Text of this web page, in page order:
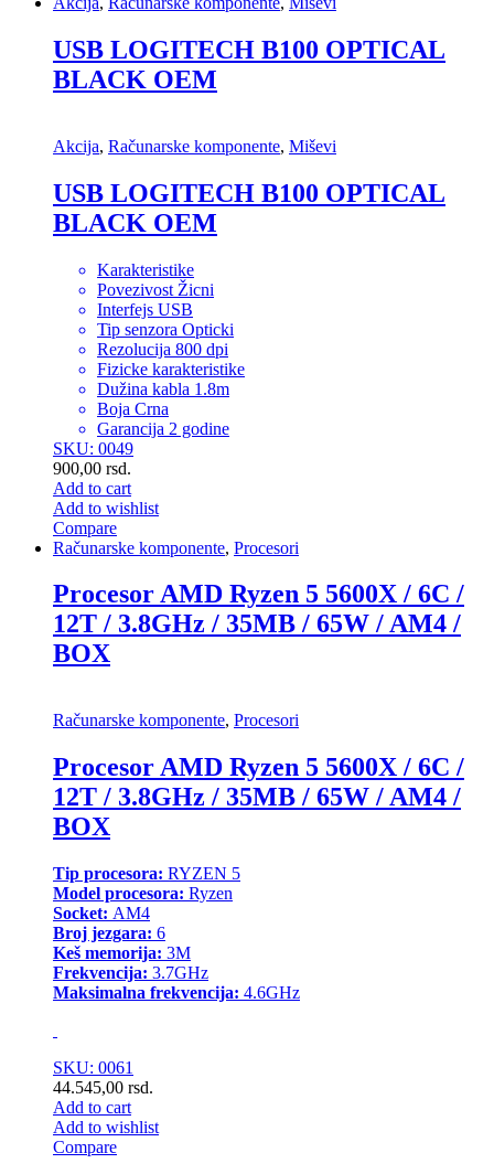
USB LOGITECH B100 OPTICAL
BLACK OEM
Akcija, Računarske komponente, Miševi
USB LOGITECH B100 OPTICAL
BLACK OEM
Karakteristike
Povezivost Žicni
Interfejs USB
Tip senzora Opticki
Rezolucija 800 dpi
Fizicke karakteristike
Dužina kabla 1.8m
Boja Crna
Garancija 2 godine
SKU: 0049
900,00 rsd.
Add to cart
Add to wishlist
Compare
Računarske komponente, Procesori
Procesor AMD Ryzen 5 5600X / 6C /
12T / 3.8GHz / 35MB / 65W / AM4 /
BOX
Računarske komponente, Procesori
Procesor AMD Ryzen 5 5600X / 6C /
12T / 3.8GHz / 35MB / 65W / AM4 /
BOX
Tip procesora: RYZEN 5
Model procesora: Ryzen
Socket: AM4
Broj jezgara: 6
Keš memorija: 3M
Frekvencija: 3.7GHz
Maksimalna frekvencija: 4.6GHz
SKU: 0061
44.545,00 rsd.
Add to cart
Add to wishlist
Compare